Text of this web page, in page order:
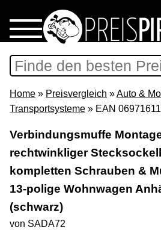
Home
Download
Support &
Presse
Datenschutz
Home » Preisvergleich »Auto &
Transportsysteme » EAN
Verbindungsmuffe
rechtwinkliger
kompletten Schrauben &
13-polige Wohnwagen
(schwarz)
von SADA72